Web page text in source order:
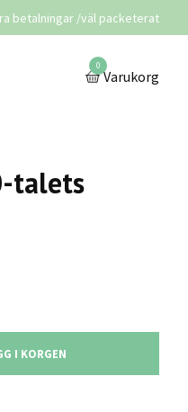
betalningar /väl packeterat
0
Varukorg
talets
I KORGEN